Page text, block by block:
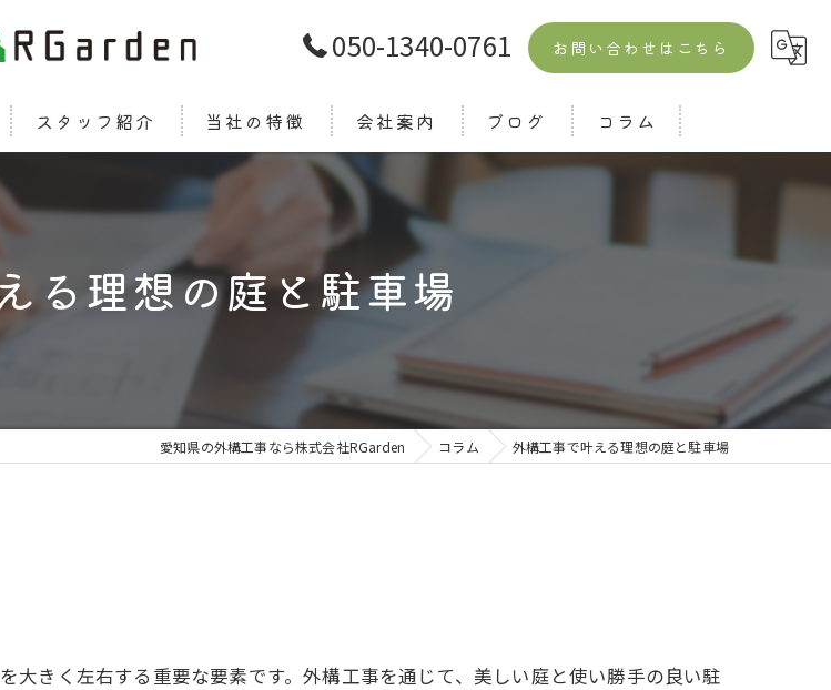
050-1340-0761 お問い合わせはこちら
スタッフ紹介 当社の特徴
エクステリア
会社案内
よくある質問
ブログ コラム
る理想の庭と駐車場
愛知県の外構工事なら株式会社RGarden コラム 外構工事で叶える理想の庭と駐車場
きく左右する重要な要素です。外構工事を通じて、美しい庭と使い勝手の良い駐